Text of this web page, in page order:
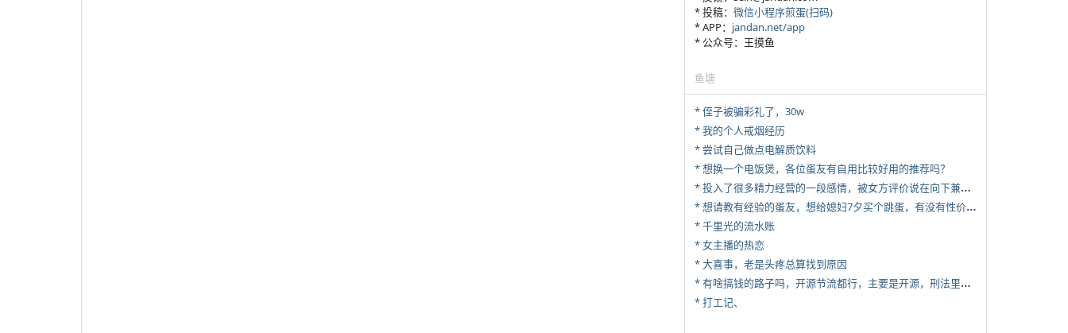
* 投稿： 微信小程序煎蛋(扫码)
* APP： jandan.net/app
* 公众号：王摸鱼
鱼塘
* 侄子被骗彩礼了，30w
* 我的个人戒烟经历
* 尝试自己做点电解质饮料
* 想换一个电饭煲，各位蛋友有自用比较好用的推荐吗？
*
投入了很多精力经营的一段感情，被女方评价说在向下兼容我，感觉有点破防
*
想请教有经验的蛋友，想给媳妇7夕买个跳蛋，有没有性价比高的推荐
* 千里光的流水账
* 女主播的热恋
* 大喜事，老是头疼总算找到原因
*
有啥搞钱的路子吗，开源节流都行，主要是开源，刑法里的咱不做
* 打工记、